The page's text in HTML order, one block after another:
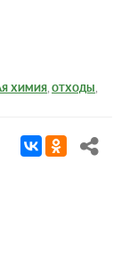
ХИМИЯ, ОТХОДЫ,